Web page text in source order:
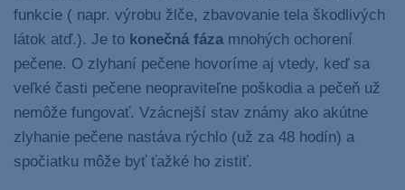
funkcie ( napr. výrobu žlče, zbavovanie tela škodlivých
látok atď.). Je to konečná fázamnohých ochorení
pečene. O zlyhaní pečene hovoríme aj vtedy, keď sa
veľké časti pečene neopraviteľne poškodia a pečeň už
nemôže fungovať. Vzácnejší stav známy ako akútne
zlyhanie pečene nastáva rýchlo (už za 48 hodín) a
spočiatku môže byť ťažké ho zistiť.